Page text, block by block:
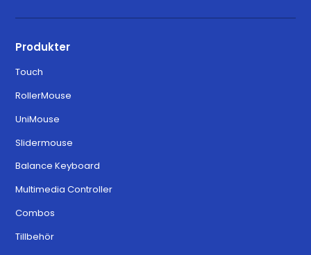
Produkter
Touch
RollerMouse
UniMouse
Slidermouse
Balance Keyboard
Multimedia Controller
Combos
Tillbehör